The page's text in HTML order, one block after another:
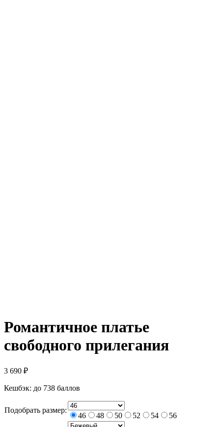
Романтичное платье
свободного прилегания
3 690 ₽
Кешбэк: до 738 баллов
Подобрать размер:
46 48 50 52 54 56